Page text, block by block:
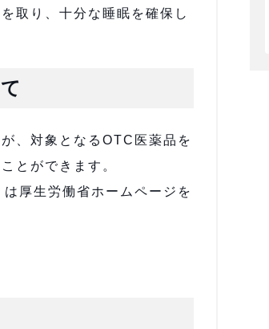
取り、十分な睡眠を確保し
、対象となるOTC医薬品を
とができます。
厚生労働省ホームページを